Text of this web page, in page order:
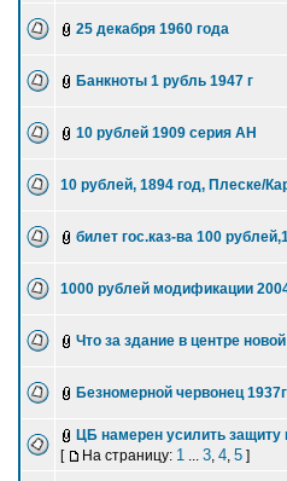
25 декабря 1960 года
Банкноты 1 рубль 1947 г
10 рублей 1909 серия АН
10 рублей, 1894 год, Плеске/
билет гос.каз-ва 100
1000 рублей модификации
Что за здание в центре
Безномерной червонец
ЦБ намерен усилить защиту
[
На страницу: 1 3 4 5 ]